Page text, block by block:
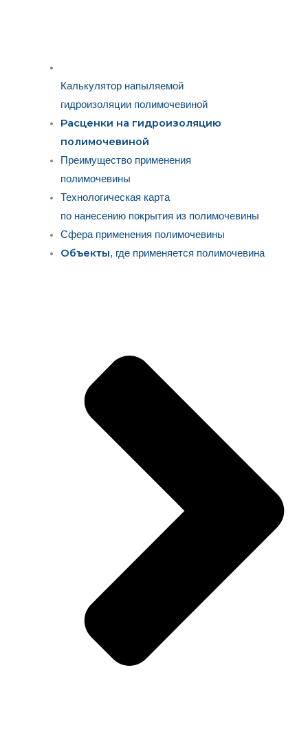
Калькулятор напыляемой
гидроизоляции полимочевиной
Расценки на гидроизоляцию
полимочевиной
Преимущество применения
полимочевины
Технологическая карта
по нанесению покрытия из полимочевины
Сфера применения полимочевины
Объекты, где применяется полимочевина